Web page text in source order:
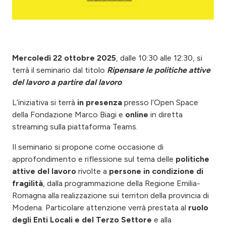
Mercoledì 22 ottobre 2025 , dalle 10:30 alle 12:30, si
terrà il seminario dal titolo Ripensare le politiche attive
del lavoro a partire dal lavoro.
L’iniziativa si terrà in presenza presso l’Open Space
della Fondazione Marco Biagi e online in diretta
streaming sulla piattaforma Teams.
Il seminario si propone come occasione di
approfondimento e riflessione sul tema delle politiche
attive del lavoro rivolte a persone in condizione di
fragilità , dalla programmazione della Regione Emilia-
Romagna alla realizzazione sui territori della provincia di
Modena. Particolare attenzione verrà prestata al ruolo
degli Enti Locali e del Terzo Settore e alla